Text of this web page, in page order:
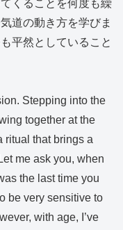
くることを何度も繰
道の動き方を学びま
平然としていること
Stepping into the
together at the
ritual that brings a
me ask you, when
the last time you
be very sensitive to
with age, I’ve